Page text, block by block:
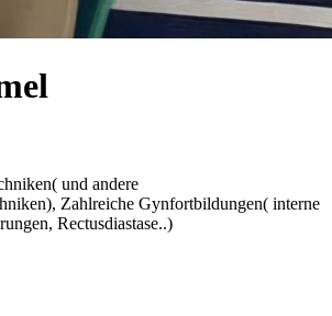
und andere
Zahlreiche Gynfortbildungen( interne
Rectusdiastase..)